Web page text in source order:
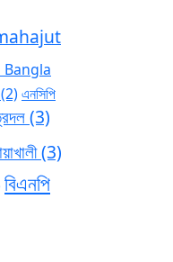
(2) এনসিপি
(3)
(3)
বিএনপি